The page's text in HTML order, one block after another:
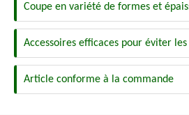
Coupe en variété de formes et
Accessoires efficaces pour éviter
Article conforme à la commande